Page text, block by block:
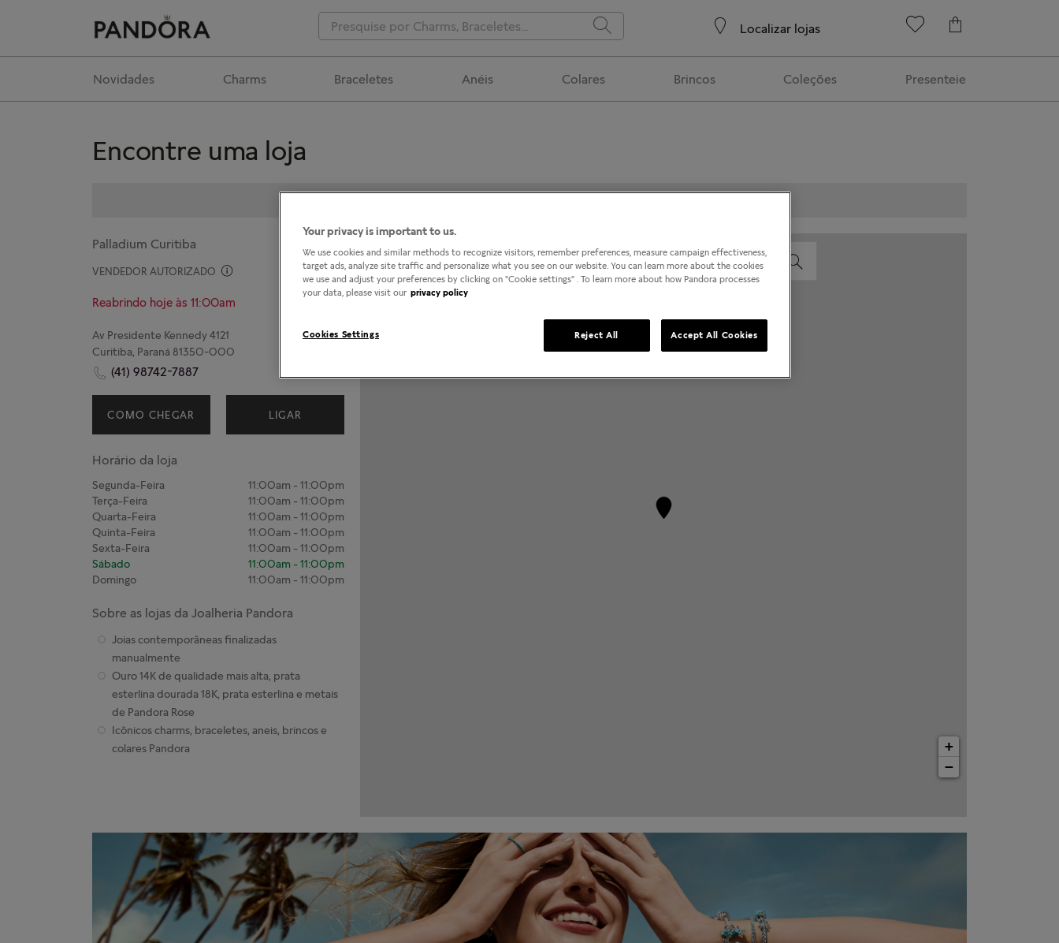
Localizar lojas
Novidades Charms Braceletes Anéis Colares Brincos Coleções Presenteie
Encontre uma loja
Palladium Curitiba
VENDEDOR AUTORIZADO
Reabrindo hoje às 11:00am
Av Presidente Kennedy 4121
Curitiba, Paraná 81350-000
(41) 98742-7887
COMO CHEGAR LIGAR
Horário da loja
Segunda-Feira 11:00am - 11:00pm
Terça-Feira
11:00am - 11:00pm
Quarta-Feira
11:00am - 11:00pm
Quinta-Feira
11:00am - 11:00pm
Sexta-Feira
11:00am - 11:00pm
Sábado
11:00am -11:00pm
Domingo
11:00am - 11:00pm
Sobre as lojas da Joalheria Pandora
Joias contemporâneas finalizadas
manualmente
Ouro 14K de qualidade mais alta, prata
esterlina dourada 18K, prata esterlina e metais
de Pandora Rose
Icônicos charms, braceletes, aneis, brincos e
colares Pandora
+
−
Your privacy is important to us.
We use cookies and similar methods to recognize visitors, remember preferences, measure campaign effectiveness,
target ads, analyze site traffic and personalize what you see on our website. You can learn more about the cookies
we use and adjust your preferences by clicking on "Cookie settings" . To learn more about how Pandora processes
your data, please visit our privacy policy
Cookies Settings Reject All Accept All Cookies